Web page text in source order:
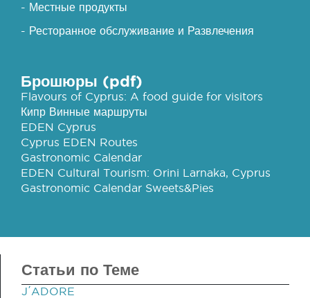
- Местные продукты
- Ресторанное обслуживание и Развлечения
Брошюры (pdf)
Flavours of Cyprus: A food guide for visitors
Кипр Винные маршруты
EDEN Cyprus
Cyprus EDEN Routes
Gastronomic Calendar
EDEN Cultural Tourism: Orini Larnaka, Cyprus
Gastronomic Calendar Sweets&Pies
Статьи по Теме
J΄ADORE